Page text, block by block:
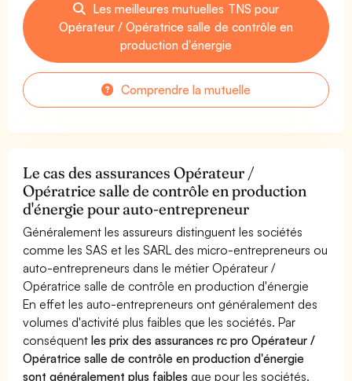
Les meilleures mutuelles TNS pour
Opérateur / Opératrice salle de contrôle en
production d'énergie
Comprendre la mutuelle
Le cas des assurances Opérateur /
Opératrice salle de contrôle en production
d'énergie pour auto-entrepreneur
Généralement les assureurs distinguent les sociétés
comme les SAS et les SARL des micro-entrepreneurs ou
auto-entrepreneurs dans le métier Opérateur /
Opératrice salle de contrôle en production d'énergie
En effet les auto-entrepreneurs ont généralement des
volumes d'activité plus faibles que les sociétés. Par
conséquentles prix des assurances rc pro Opérateur /
Opératrice salle de contrôle en production d'énergie
sont généralement plus faibles que pour les sociétés.